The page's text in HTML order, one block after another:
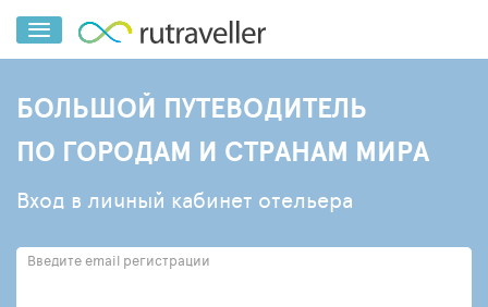
БОЛЬШОЙ ПУТЕВОДИТЕЛЬ
ПО ГОРОДАМ И СТРАНАМ МИРА
Вход в личный кабинет отельера
Введите email регистрации